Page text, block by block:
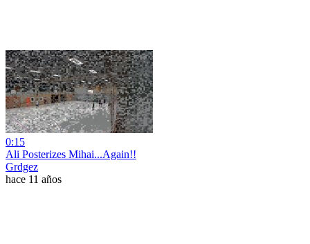
0:15
Ali Posterizes Mihai...Again!!
Grdgez
hace 11 años